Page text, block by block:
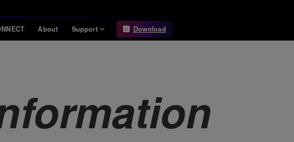
About Support
Hardware Unlock
Hardware Diagrams
Download